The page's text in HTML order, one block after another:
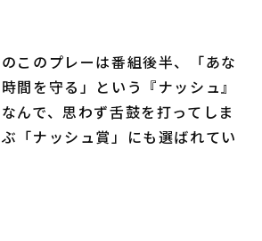
このプレーは番組後半、「あな
間を守る」という『ナッシュ』
んで、思わず舌鼓を打ってしま
「ナッシュ賞」にも選ばれてい